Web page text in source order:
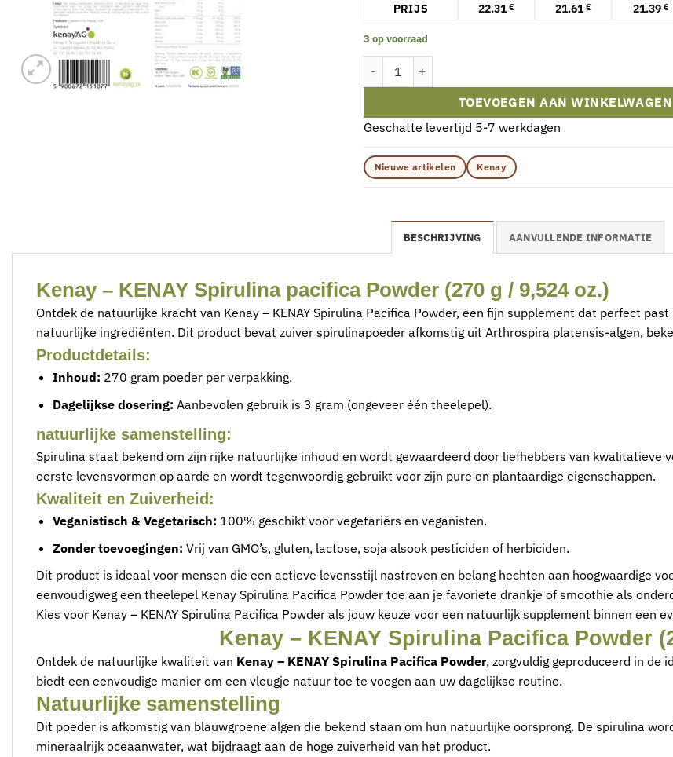
PRIJS
22.31€ 21.61€ 21.39 €
3 op voorraad
TOEVOEGEN AAN WINKELWAGEN
Geschatte levertijd 5-7 werkdagen
Nieuwe artikelen Kenay
BESCHRIJVING AANVULLENDE INFORMATIE
Kenay – KENAY Spirulina pacifica Powder (270 g / 9,524 oz.)
Ontdek de natuurlijke kracht van Kenay – KENAY Spirulina Pacifica Powder, een fijn supplement dat perfect
natuurlijke ingrediënten. Dit product bevat zuiver spirulinapoeder afkomstig uit Arthrospira platensis-algen,
Productdetails:
Inhoud: 270 gram poeder per verpakking.
Dagelijkse dosering: Aanbevolen gebruik is 3 gram (ongeveer één theelepel).
natuurlijke samenstelling:
Spirulina staat bekend om zijn rijke natuurlijke inhoud en wordt gewaardeerd door liefhebbers van kwalitatieve
eerste levensvormen op aarde en wordt tegenwoordig gebruikt voor zijn pure en plantaardige eigenschappen.
Kwaliteit en Zuiverheid:
Veganistisch & Vegetarisch: 100% geschikt voor vegetariërs en veganisten.
Zonder toevoegingen: Vrij van GMO’s, gluten, lactose, soja alsook pesticiden of herbiciden.
Dit product is ideaal voor mensen die een actieve levensstijl nastreven en belang hechten aan hoogwaardige
eenvoudigweg een theelepel Kenay Spirulina Pacifica Powder toe aan je favoriete drankje of smoothie als
Kies voor Kenay – KENAY Spirulina Pacifica Powder als jouw keuze voor een natuurlijk supplement binnen een
Kenay – KENAY Spirulina Pacifica Powder
Ontdek de natuurlijke kwaliteit van Kenay – KENAY Spirulina Pacifica Powder, zorgvuldig geproduceerd in de
biedt een eenvoudige manier om een vleugje natuur toe te voegen aan uw dagelijkse routine.
Natuurlijke samenstelling
Dit poeder is afkomstig van blauwgroene algen die bekend staan om hun natuurlijke oorsprong. De spirulina
mineraalrijk oceaanwater, wat bijdraagt aan de hoge zuiverheid van het product.